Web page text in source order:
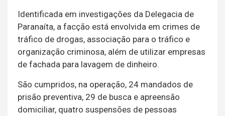
Identificada em investigações da Delegacia de
Paranaíta, a facção está envolvida em crimes de
tráfico de drogas, associação para o tráfico e
organização criminosa, além de utilizar empresas
de fachada para lavagem de dinheiro.
São cumpridos, na operação, 24 mandados de
prisão preventiva, 29 de busca e apreensão
domiciliar, quatro suspensões de pessoas